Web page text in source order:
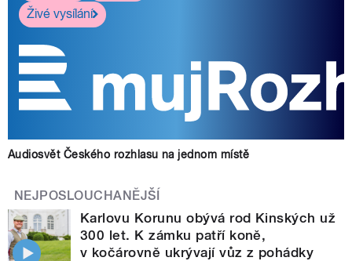
Živé vysílání
Audiosvět Českého rozhlasu na jednom místě
NEJPOSLOUCHANĚJŠÍ
Karlovu Korunu obývá rod Kinských už
300 let. K zámku patří koně,
v kočárovně ukrývají vůz z pohádky